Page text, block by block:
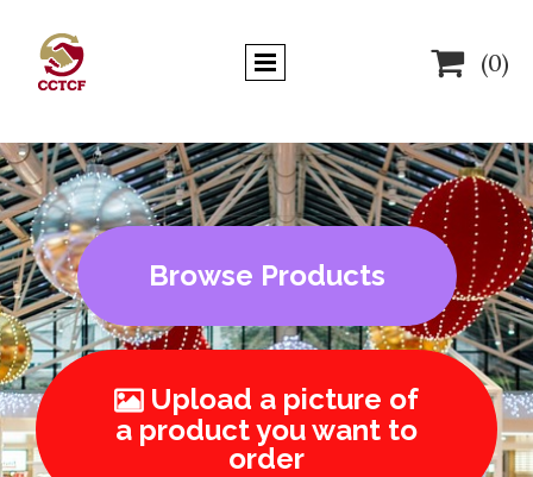
 (0)
Browse Products
Upload a picture of
a product you want to
order